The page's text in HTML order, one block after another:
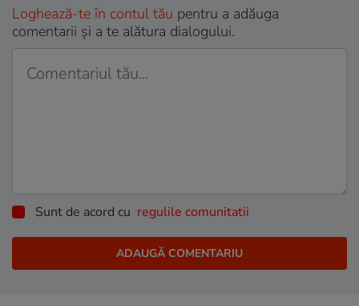
Loghează-te în contul tău pentru a adăuga
comentarii și a te alătura dialogului.
Sunt de acord cu regulile comunitatii